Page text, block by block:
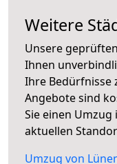
Weitere
Unsere
Ihnen
Ihre Bedürfnisse
Angebote sind
Sie einen
aktuellen
Umzug von